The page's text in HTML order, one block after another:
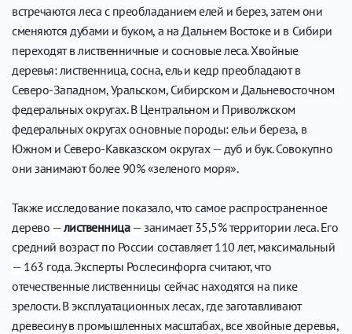
встречаются леса с преобладанием елей и берез, затем они
сменяются дубами и буком, а на Дальнем Востоке и в Сибири
переходят в лиственничные и сосновые леса. Хвойные
деревья: лиственница, сосна, ель и кедр преобладают в
Северо-Западном, Уральском, Сибирском и Дальневосточном
федеральных округах. В Центральном и Приволжском
федеральных округах основные породы: ель и береза, в
Южном и Северо-Кавказском округах —дуб и бук. Совокупно
они занимают более 90% «зеленого моря».
Также исследование показало, что самое распространенное
дерево —лиственница —занимает 35,5% территории леса. Его
средний возраст по России составляет 110 лет, максимальный
—163 года. Эксперты Рослесинфорга считают, что
отечественные лиственницы сейчас находятся на пике
зрелости. В эксплуатационных лесах, где заготавливают
древесину в промышленных масштабах, все хвойные деревья,